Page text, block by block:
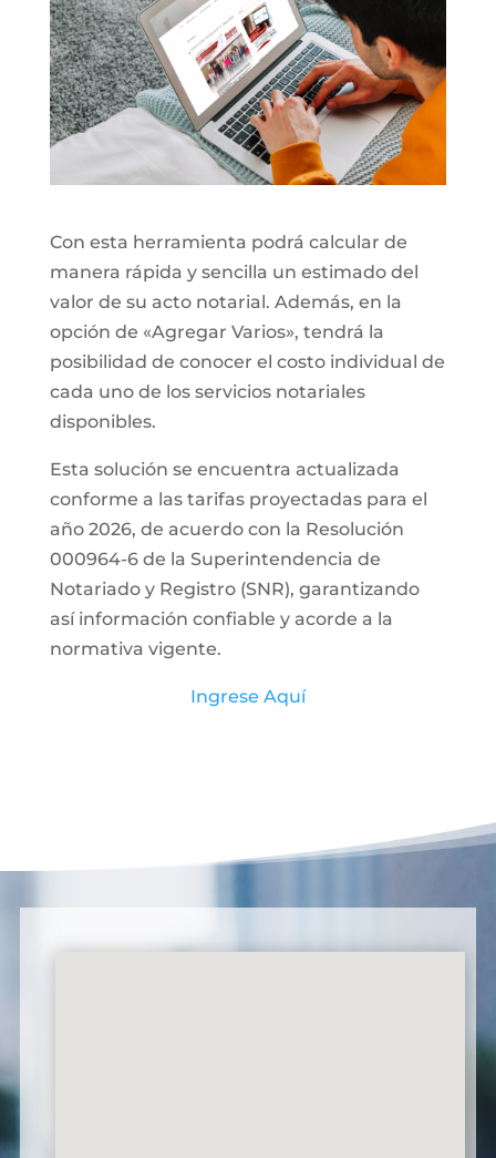
Con esta herramienta podrá calcular de
manera rápida y sencilla un estimado del
valor de su acto notarial. Además, en la
opción de «Agregar Varios», tendrá la
posibilidad de conocer el costo individual de
cada uno de los servicios notariales
disponibles.
Esta solución se encuentra actualizada
conforme a las tarifas proyectadas para el
año 2026, de acuerdo con la Resolución
000964-6 de la Superintendencia de
Notariado y Registro (SNR), garantizando
así información confiable y acorde a la
normativa vigente.
Ingrese Aquí